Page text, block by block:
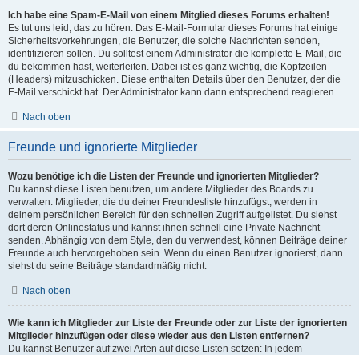
Ich habe eine Spam-E-Mail von einem Mitglied dieses Forums erhalten!
Es tut uns leid, das zu hören. Das E-Mail-Formular dieses Forums hat einige
Sicherheitsvorkehrungen, die Benutzer, die solche Nachrichten senden,
identifizieren sollen. Du solltest einem Administrator die komplette E-Mail, die
du bekommen hast, weiterleiten. Dabei ist es ganz wichtig, die Kopfzeilen
(Headers) mitzuschicken. Diese enthalten Details über den Benutzer, der die
E-Mail verschickt hat. Der Administrator kann dann entsprechend reagieren.
Nach oben
Freunde und ignorierte Mitglieder
Wozu benötige ich die Listen der Freunde und ignorierten Mitglieder?
Du kannst diese Listen benutzen, um andere Mitglieder des Boards zu
verwalten. Mitglieder, die du deiner Freundesliste hinzufügst, werden in
deinem persönlichen Bereich für den schnellen Zugriff aufgelistet. Du siehst
dort deren Onlinestatus und kannst ihnen schnell eine Private Nachricht
senden. Abhängig von dem Style, den du verwendest, können Beiträge deiner
Freunde auch hervorgehoben sein. Wenn du einen Benutzer ignorierst, dann
siehst du seine Beiträge standardmäßig nicht.
Nach oben
Wie kann ich Mitglieder zur Liste der Freunde oder zur Liste der ignorierten
Mitglieder hinzufügen oder diese wieder aus den Listen entfernen?
Du kannst Benutzer auf zwei Arten auf diese Listen setzen: In jedem